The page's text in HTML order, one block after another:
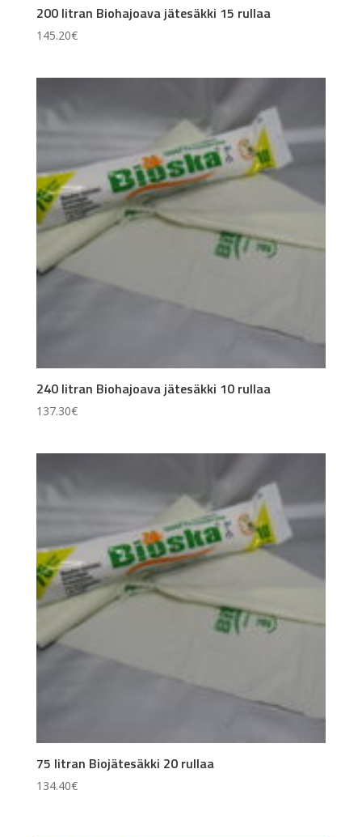
200 litran Biohajoava jätesäkki 15 rullaa
145.20€
240 litran Biohajoava jätesäkki 10 rullaa
137.30€
75 litran Biojätesäkki 20 rullaa
134.40€